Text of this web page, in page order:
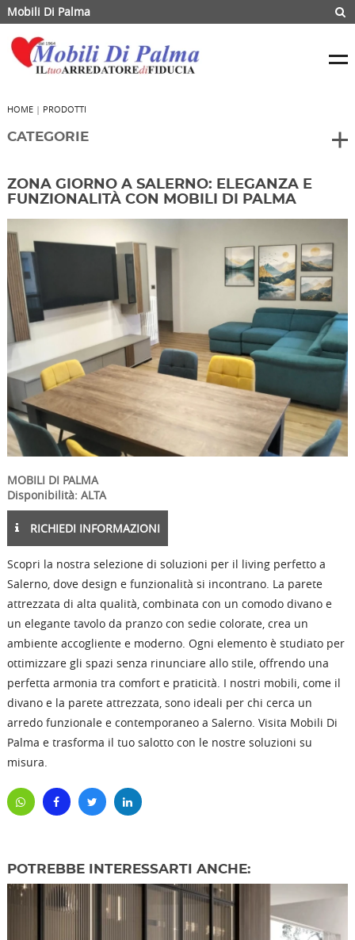
Mobili Di Palma
HOME| PRODOTTI
CATEGORIE
ZONA GIORNO A SALERNO: ELEGANZA E
FUNZIONALITÀ CON MOBILI DI PALMA
MOBILI DI PALMA
Disponibilità: ALTA
RICHIEDI INFORMAZIONI
Scopri la nostra selezione di soluzioni per il living perfetto a
Salerno, dove design e funzionalità si incontrano. La parete
attrezzata di alta qualità, combinata con un comodo divano e
un elegante tavolo da pranzo con sedie colorate, crea un
ambiente accogliente e moderno. Ogni elemento è studiato per
ottimizzare gli spazi senza rinunciare allo stile, offrendo una
perfetta armonia tra comfort e praticità. I nostri mobili, come il
divano e la parete attrezzata, sono ideali per chi cerca un
arredo funzionale e contemporaneo a Salerno. Visita Mobili Di
Palma e trasforma il tuo salotto con le nostre soluzioni su
misura.
POTREBBE INTERESSARTI ANCHE: